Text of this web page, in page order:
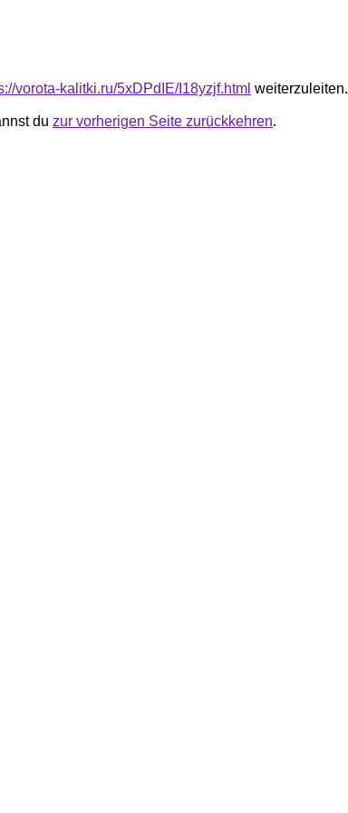
vorota-kalitki.ru/5xDPdIE/I18yzjf.html weiterzuleiten.
du zur vorherigen Seite zurückkehren.